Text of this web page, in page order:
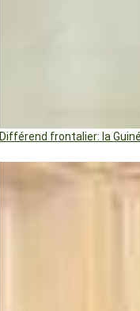
Différend frontalier: la